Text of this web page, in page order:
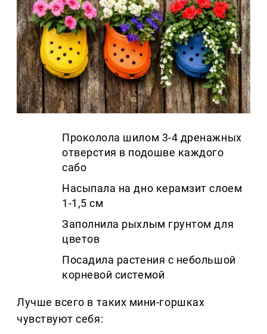
Проколола шилом 3-4 дренажных
отверстия в подошве каждого
сабо
Насыпала на дно керамзит слоем
1-1,5 см
Заполнила рыхлым грунтом для
цветов
Посадила растения с небольшой
корневой системой
Лучше всего в таких мини-горшках
чувствуют себя: